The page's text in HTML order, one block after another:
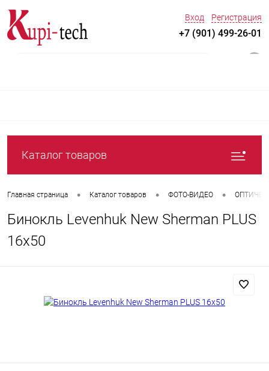
Вход Регистрация
+7 (901) 499-26-01
Каталог товаров
Главная страница • Каталог товаров • ФОТО-ВИДЕО •
Бинокль Levenhuk New Sherman PLUS
16x50